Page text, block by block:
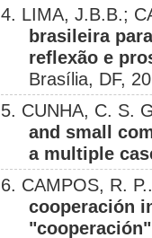
4. LIMA, J.B.B.;
brasileira
reflexão e
Brasília, DF,
5. CUNHA, C. S.
and small
a multiple
6. CAMPOS, R.
cooperación